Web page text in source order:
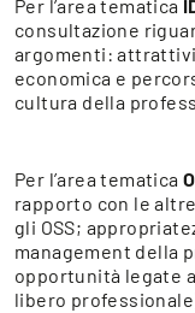
Per l’area tematica
consultazione
argomenti:
economica e
cultura della
Per l’area tematica
rapporto con le
gli OSS;
management della
opportunità legate
libero